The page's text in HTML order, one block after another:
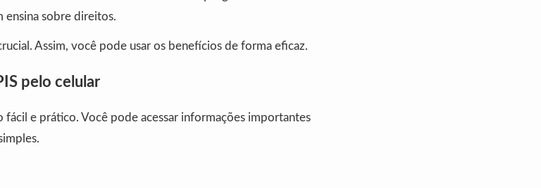
ensina sobre direitos.
Assim, você pode usar os benefícios de forma eficaz.
pelo celular
fácil e prático. Você pode acessar informações importantes